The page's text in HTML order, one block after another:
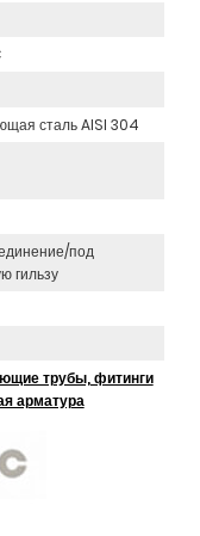
сталь AISI 304
под
гильзу
трубы, фитинги
арматура